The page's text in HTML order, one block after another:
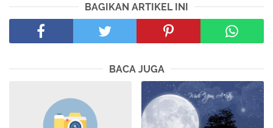
BAGIKAN ARTIKEL INI
BACA JUGA